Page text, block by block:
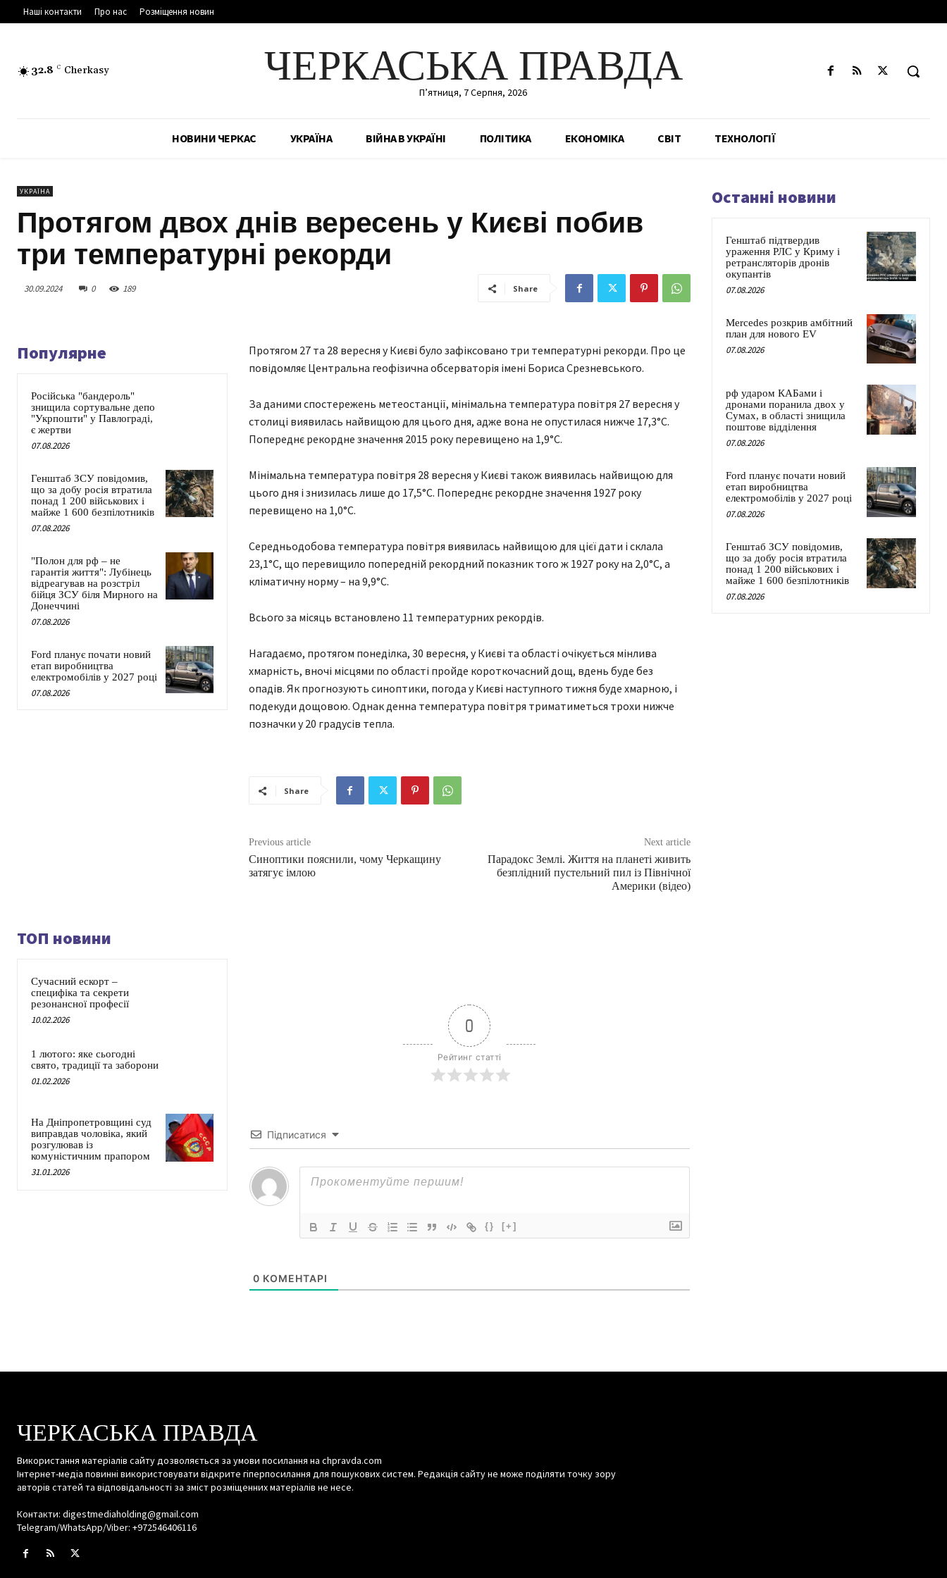
Наші контакти Про нас Розміщення новин
32.8 C Cherkasy ЧЕРКАСЬКА ПРАВДА
П’ятниця, 7 Серпня, 2026
НОВИНИ ЧЕРКАС УКРАЇНА ВІЙНА В УКРАЇНІ ПОЛІТИКА ЕКОНОМІКА СВІТ ТЕХНОЛОГІЇ
УКРАЇНА
Протягом двох днів вересень у Києві побив
три температурні рекорди
30.09.2024 0 189 Share
Популярне
Російська "бандероль"
знищила сортувальне депо
"Укрпошти" у Павлограді,
є жертви
07.08.2026
Генштаб ЗСУ повідомив,
що за добу росія втратила
понад 1 200 військових і
майже 1 600 безпілотників
07.08.2026
"Полон для рф – не
гарантія життя": Лубінець
відреагував на розстріл
бійця ЗСУ біля Мирного на
Донеччині
07.08.2026
Ford планує почати новий
етап виробництва
електромобілів у 2027 році
07.08.2026
Протягом 27 та 28 вересня у Києві було зафіксовано три температурні рекорди. Про це
повідомляє Центральна геофізична обсерваторія імені Бориса Срезневського.
За даними спостережень метеостанції, мінімальна температура повітря 27 вересня у
столиці виявилась найвищою для цього дня, адже вона не опустилася нижче 17,3°С.
Попереднє рекордне значення 2015 року перевищено на 1,9°С.
Мінімальна температура повітря 28 вересня у Києві також виявилась найвищою для
цього дня і знизилась лише до 17,5°С. Попереднє рекордне значення 1927 року
перевищено на 1,0°С.
Середньодобова температура повітря виявилась найвищою для цієї дати і склала
23,1°С, що перевищило попередній рекордний показник того ж 1927 року на 2,0°С, а
кліматичну норму – на 9,9°С.
Всього за місяць встановлено 11 температурних рекордів.
Нагадаємо, протягом понеділка, 30 вересня, у Києві та області очікується мінлива
хмарність, вночі місцями по області пройде короткочасний дощ, вдень буде без
опадів. Як прогнозують синоптики, погода у Києві наступного тижня буде хмарною, і
подекуди дощовою. Однак денна температура повітря триматиметься трохи нижче
позначки у 20 градусів тепла.
Share
Previous article
Синоптики пояснили, чому Черкащину
затягує імлою
Next article
Парадокс Землі. Життя на планеті живить
безплідний пустельний пил із Північної
Америки (відео)
ТОП новини
Сучасний ескорт –
специфіка та секрети
резонансної професії
10.02.2026
1 лютого: яке сьогодні
свято, традиції та заборони
01.02.2026
На Дніпропетровщині суд
виправдав чоловіка, який
розгулював із
комуністичним прапором
31.01.2026
0
Рейтинг статті
Підписатися
{} [+]
0 КОМЕНТАРІ
Останні новини
Генштаб підтвердив
ураження РЛС у Криму і
ретрансляторів дронів
окупантів
07.08.2026
Mercedes розкрив амбітний
план для нового EV
07.08.2026
рф ударом КАБами і
дронами поранила двох у
Сумах, в області знищила
поштове відділення
07.08.2026
Ford планує почати новий
етап виробництва
електромобілів у 2027 році
07.08.2026
Генштаб ЗСУ повідомив,
що за добу росія втратила
понад 1 200 військових і
майже 1 600 безпілотників
07.08.2026
ЧЕРКАСЬКА ПРАВДА
Використання матеріалів сайту дозволяється за умови посилання на chpravda.com
Інтернет-медіа повинні використовувати відкрите гіперпосилання для пошукових систем. Редакція сайту не може поділяти точку зору
авторів статей та відповідальності за зміст розміщенних матеріалів не несе.
Контакти: digestmediaholding@gmail.com
Telegram/WhatsApp/Viber: +972546406116